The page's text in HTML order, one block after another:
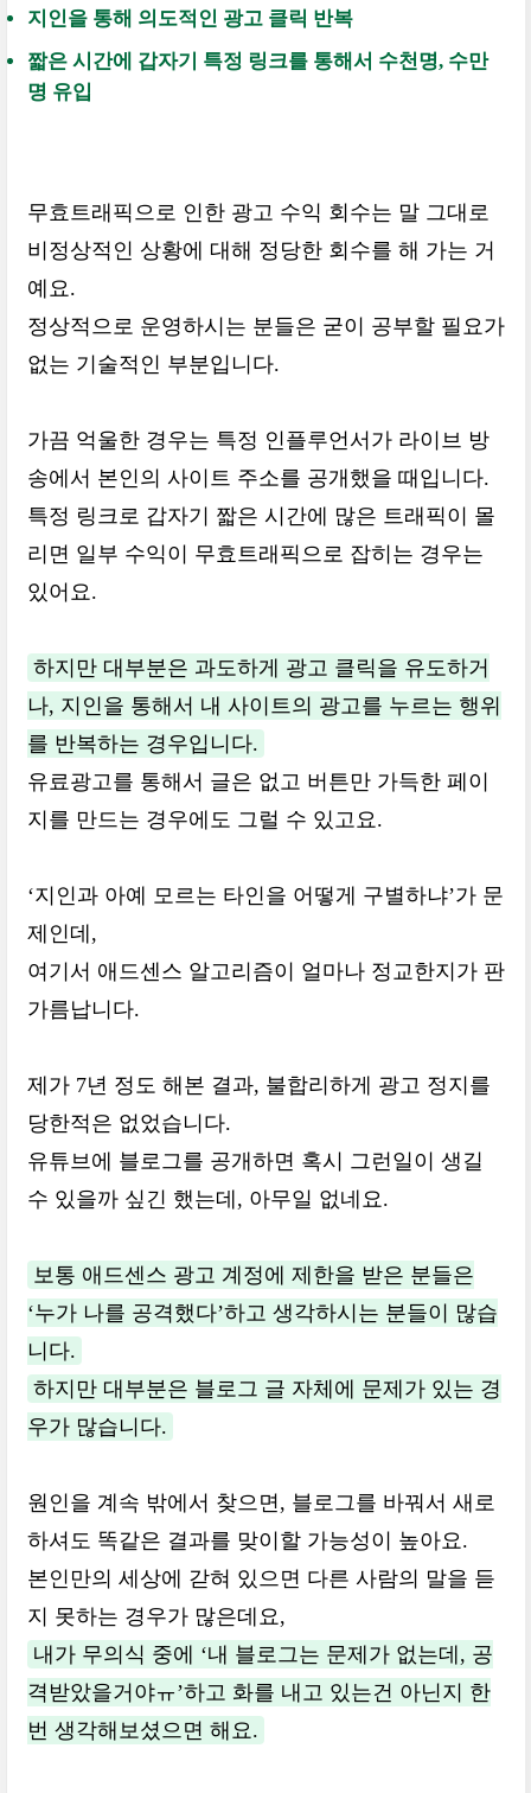
지인을 통해 의도적인 광고 클릭 반복
짧은 시간에 갑자기 특정 링크를 통해서 수천명, 수만
명 유입
무효트래픽으로 인한 광고 수익 회수는 말 그대로
비정상적인 상황에 대해 정당한 회수를 해 가는 거
예요.
정상적으로 운영하시는 분들은 굳이 공부할 필요가
없는 기술적인 부분입니다.
가끔 억울한 경우는 특정 인플루언서가 라이브 방
송에서 본인의 사이트 주소를 공개했을 때입니다.
특정 링크로 갑자기 짧은 시간에 많은 트래픽이 몰
리면 일부 수익이 무효트래픽으로 잡히는 경우는
있어요.
하지만 대부분은 과도하게 광고 클릭을 유도하거
나, 지인을 통해서 내 사이트의 광고를 누르는 행위
를 반복하는 경우입니다.
유료광고를 통해서 글은 없고 버튼만 가득한 페이
지를 만드는 경우에도 그럴 수 있고요.
‘지인과 아예 모르는 타인을 어떻게 구별하냐’가 문
제인데,
여기서 애드센스 알고리즘이 얼마나 정교한지가 판
가름납니다.
제가 7년 정도 해본 결과, 불합리하게 광고 정지를
당한적은 없었습니다.
유튜브에 블로그를 공개하면 혹시 그런일이 생길
수 있을까 싶긴 했는데, 아무일 없네요.
보통 애드센스 광고 계정에 제한을 받은 분들은
‘누가 나를 공격했다’하고 생각하시는 분들이 많습
니다.
하지만 대부분은 블로그 글 자체에 문제가 있는 경
우가 많습니다.
원인을 계속 밖에서 찾으면, 블로그를 바꿔서 새로
하셔도 똑같은 결과를 맞이할 가능성이 높아요.
본인만의 세상에 갇혀 있으면 다른 사람의 말을 듣
지 못하는 경우가 많은데요,
내가 무의식 중에 ‘내 블로그는 문제가 없는데, 공
격받았을거야ㅠ’하고 화를 내고 있는건 아닌지 한
번 생각해보셨으면 해요.